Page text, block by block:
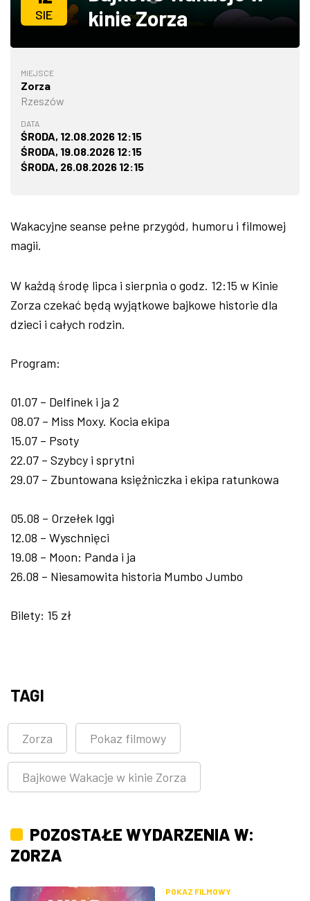
SIE
kinie Zorza
MIEJSCE
Zorza
Rzeszów
DATA
ŚRODA, 12.08.2026 12:15
ŚRODA, 19.08.2026 12:15
ŚRODA, 26.08.2026 12:15
Wakacyjne seanse pełne przygód, humoru i filmowej
magii.
W każdą środę lipca i sierpnia o godz. 12:15 w Kinie
Zorza czekać będą wyjątkowe bajkowe historie dla
dzieci i całych rodzin.
Program:
01.07 – Delfinek i ja 2
08.07 – Miss Moxy. Kocia ekipa
15.07 – Psoty
22.07 – Szybcy i sprytni
29.07 – Zbuntowana księżniczka i ekipa ratunkowa
05.08 – Orzełek Iggi
12.08 – Wyschnięci
19.08 – Moon: Panda i ja
26.08 – Niesamowita historia Mumbo Jumbo
Bilety: 15 zł
TAGI
Zorza Pokaz filmowy
Bajkowe Wakacje w kinie Zorza
POZOSTAŁE WYDARZENIA W:
ZORZA
POKAZ FILMOWY